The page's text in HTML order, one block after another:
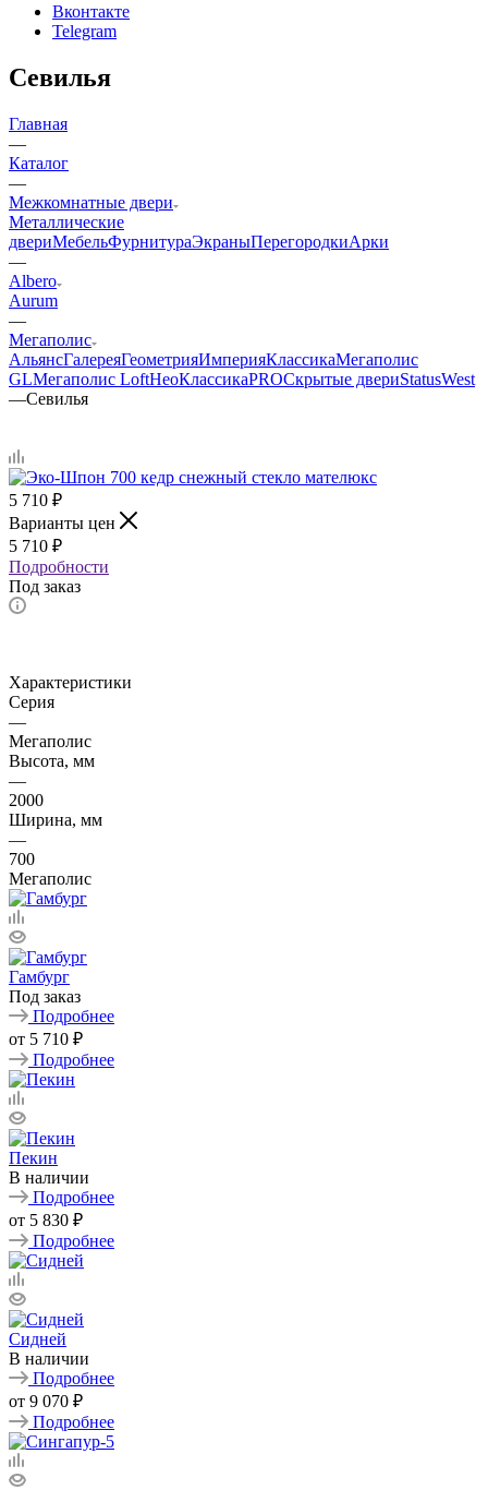
Вконтакте
Telegram
Севилья
Главная
—
Каталог
—
Межкомнатные двери
Металлические
двериМебельФурнитураЭкраныПерегородкиАрки
—
Albero
Aurum
—
Мегаполис
АльянсГалереяГеометрияИмперияКлассикаМегаполис
GLМегаполис LoftНеоКлассикаPROСкрытые двериStatusWest
—Севилья
5 710 ₽
Варианты цен
5 710 ₽
Подробности
Под заказ
Характеристики
Серия
—
Мегаполис
Высота, мм
—
2000
Ширина, мм
—
700
Мегаполис
Гамбург
Под заказ
Подробнее
от 5 710 ₽
Подробнее
Пекин
В наличии
Подробнее
от 5 830 ₽
Подробнее
Сидней
В наличии
Подробнее
от 9 070 ₽
Подробнее